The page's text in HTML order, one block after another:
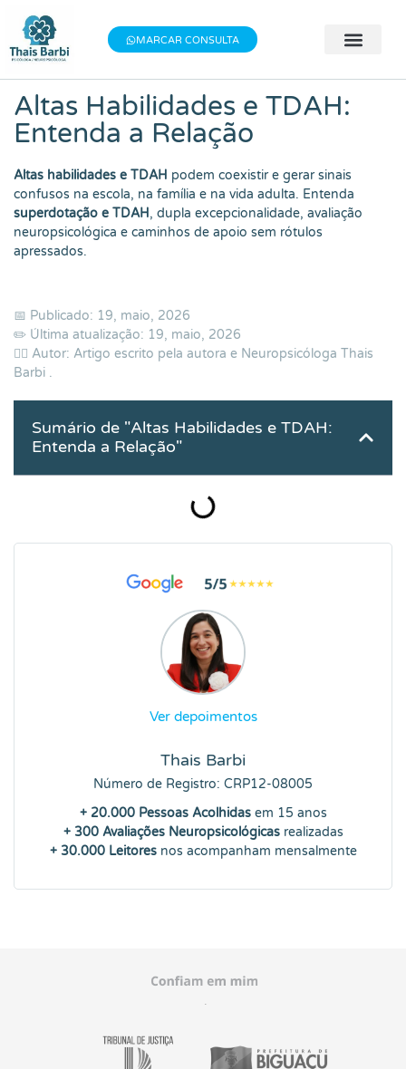
Baixe meu E-book gratuito "3 Técnicas do
Bem-estar"!
MARCAR CONSULTA
Altas Habilidades e TDAH:
Entenda a Relação
Altas habilidades e TDAH podem coexistir e gerar sinais
confusos na escola, na família e na vida adulta. Entenda
superdotação e TDAH, dupla excepcionalidade, avaliação
neuropsicológica e caminhos de apoio sem rótulos
apressados.
📅 Publicado: 19, maio, 2026
✏️ Última atualização: 19, maio, 2026
👨‍⚕️ Autor: Artigo escrito pela autora e Neuropsicóloga Thais
Barbi .
Sumário de "Altas Habilidades e TDAH:
Entenda a Relação"
Ver depoimentos
Thais Barbi
Número de Registro: CRP12-08005
+ 20.000 Pessoas Acolhidas em 15 anos
+ 300 Avaliações Neuropsicológicasrealizadas
+ 30.000 Leitoresnos acompanham mensalmente